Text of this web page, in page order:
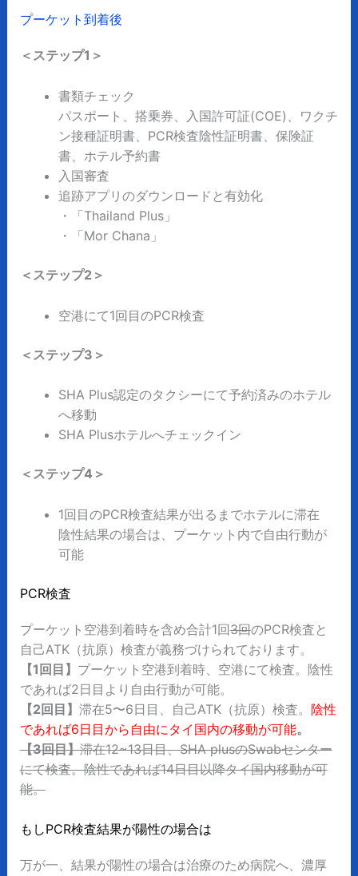
プーケット到着後
＜ステップ1＞
書類チェック
パスポート、搭乗券、入国許可証(COE)、ワクチ
ン接種証明書、PCR検査陰性証明書、保険証
書、ホテル予約書
入国審査
追跡アプリのダウンロードと有効化
・「Thailand Plus」
・「Mor Chana」
＜ステップ2＞
空港にて1回目のPCR検査
＜ステップ3＞
SHA Plus認定のタクシーにて予約済みのホテル
へ移動
SHA Plusホテルへチェックイン
＜ステップ4＞
1回目のPCR検査結果が出るまでホテルに滞在
陰性結果の場合は、プーケット内で自由行動が
可能
PCR検査
プーケット空港到着時を含め合計1回3回のPCR検査と
自己ATK（抗原）検査が義務づけられております。
【1回目】 プーケット空港到着時、空港にて検査。陰性
であれば2日目より自由行動が可能。
【2回目】 滞在5〜6日目、自己ATK（抗原）検査。 陰性
であれば6日目から 自由にタイ国内の移動が可能。
【3回目】滞在12~13日目、SHA plusのSwabセンター
にて検査。陰性であれば14日目以降タイ国内移動が可
能。
もしPCR検査結果が陽性の場合は
万が一、結果が陽性の場合は治療のため病院へ、濃厚